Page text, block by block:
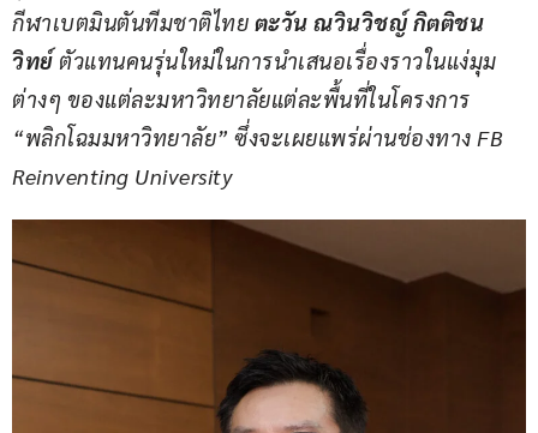
กีฬาเบตมินตันทีมชาติไทย ตะวัน ณวินวิชญ์ กิตติชน
วิทย์ ตัวแทนคนรุ่นใหม่ในการนำเสนอเรื่องราวในแง่มุม
ต่างๆ ของแต่ละมหาวิทยาลัยแต่ละพื้นที่ในโครงการ
“พลิกโฉมมหาวิทยาลัย” ซึ่งจะเผยแพร่ผ่านช่องทาง FB
Reinventing University